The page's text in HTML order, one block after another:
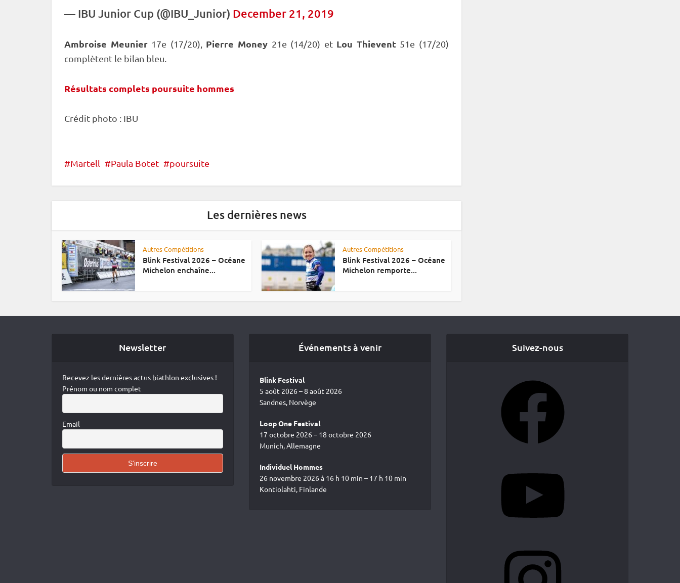
— IBU Junior Cup (@IBU_Junior) December 21, 2019
Ambroise Meunier17e (17/20), Pierre Money 21e (14/20) etLou Thievent 51e (17/20)
complètent le bilan bleu.
Résultats complets poursuite hommes
Crédit photo : IBU
Martell Paula Botet poursuite
Les dernières news
Autres Compétitions
Blink Festival 2026 – Océane
Michelon enchaîne...
Autres Compétitions
Blink Festival 2026 – Océane
Michelon remporte...
Newsletter
Recevez les dernières actus biathlon exclusives !
Prénom ou nom complet
Email
Événements à venir
Blink Festival
5 août 2026 – 8 août 2026
Sandnes, Norvège
Loop One Festival
17 octobre 2026 – 18 octobre 2026
Munich, Allemagne
Individuel Hommes
26 novembre 2026 à 16 h 10 min – 17 h 10 min
Kontiolahti, Finlande
Suivez-nous